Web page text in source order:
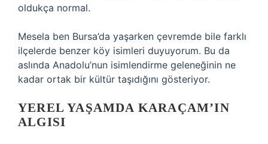
oldukça normal.
Mesela ben Bursa’da yaşarken çevremde bile farklı
ilçelerde benzer köy isimleri duyuyorum. Bu da
aslında Anadolu’nun isimlendirme geleneğinin ne
kadar ortak bir kültür taşıdığını gösteriyor.
YEREL YAŞAMDA KARAÇAM’IN
ALGISI